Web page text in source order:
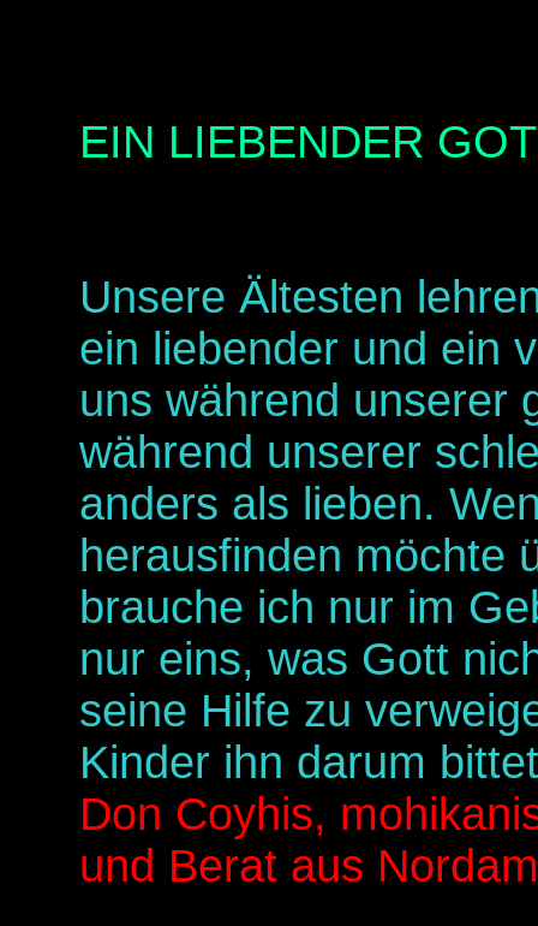
EIN LIEBENDER
Unsere Ältesten
ein liebender und ein
uns während unserer
während unserer
anders als lieben.
herausfinden möchte
brauche ich nur im
nur eins, was Gott
seine Hilfe zu
Kinder ihn darum
Don Coyhis,
und Berat aus